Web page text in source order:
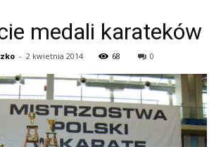
medali karateków
- 2 kwietnia 2014 68 0